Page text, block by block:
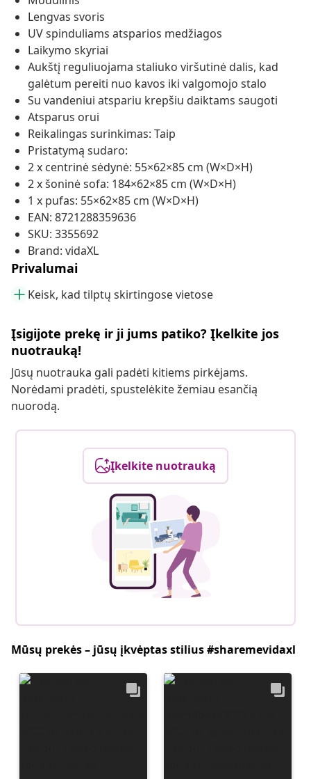
Lengvas svoris
UV spinduliams atsparios medžiagos
Laikymo skyriai
Aukštį reguliuojama staliuko viršutinė dalis, kad
galėtum pereiti nuo kavos iki valgomojo stalo
Su vandeniui atspariu krepšiu daiktams saugoti
Atsparus orui
Reikalingas surinkimas: Taip
Pristatymą sudaro:
2 x centrinė sėdynė: 55×62×85 cm (W×D×H)
2 x šoninė sofa: 184×62×85 cm (W×D×H)
1 x pufas: 55×62×85 cm (W×D×H)
EAN: 8721288359636
SKU: 3355692
Brand: vidaXL
Privalumai
Keisk, kad tilptų skirtingose vietose
Įsigijote prekę ir ji jums patiko? Įkelkite jos
nuotrauką!
Jūsų nuotrauka gali padėti kitiems pirkėjams.
Norėdami pradėti, spustelėkite žemiau esančią
nuorodą.
Įkelkite nuotrauką
Mūsų prekės – jūsų įkvėptas stilius #sharemevidaxl